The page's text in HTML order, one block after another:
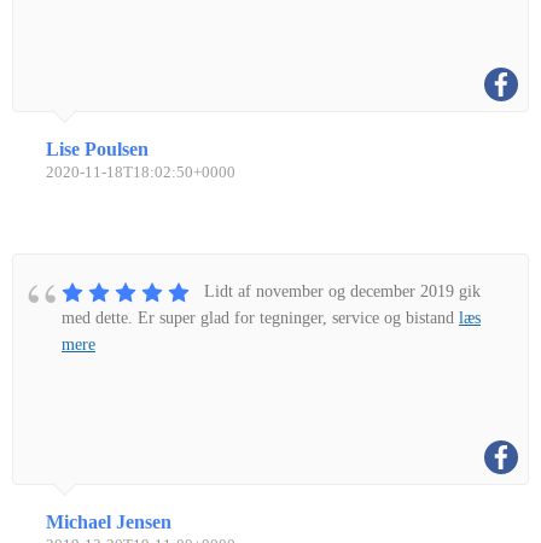
Lise Poulsen
2020-11-18T18:02:50+0000
Lidt af november og december 2019 gik
med dette. Er super glad for tegninger, service og bistand læs
mere
Michael Jensen